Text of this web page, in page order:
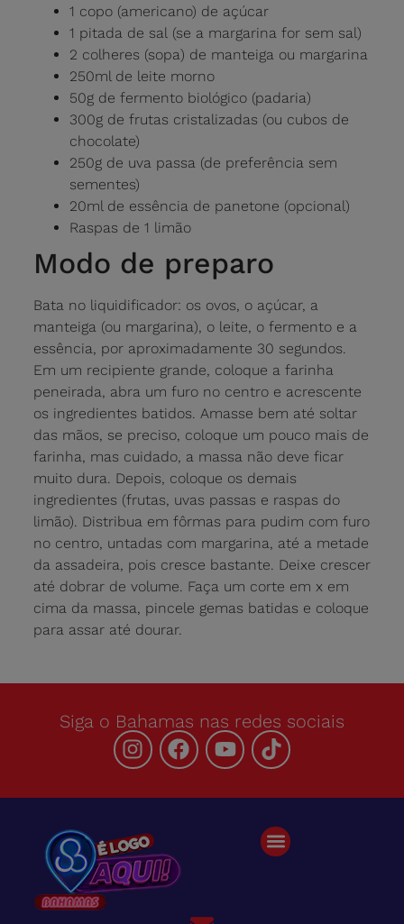
1 copo (americano) de açúcar
1 pitada de sal (se a margarina for sem sal)
2 colheres (sopa) de manteiga ou margarina
250ml de leite morno
50g de fermento biológico (padaria)
300g de frutas cristalizadas (ou cubos de
chocolate)
250g de uva passa (de preferência sem
sementes)
20ml de essência de panetone (opcional)
Raspas de 1 limão
Modo de preparo
Bata no liquidificador: os ovos, o açúcar, a
manteiga (ou margarina), o leite, o fermento e a
essência, por aproximadamente 30 segundos.
Em um recipiente grande, coloque a farinha
peneirada, abra um furo no centro e acrescente
os ingredientes batidos. Amasse bem até soltar
das mãos, se preciso, coloque um pouco mais de
farinha, mas cuidado, a massa não deve ficar
muito dura. Depois, coloque os demais
ingredientes (frutas, uvas passas e raspas do
limão). Distribua em fôrmas para pudim com furo
no centro, untadas com margarina, até a metade
da assadeira, pois cresce bastante. Deixe crescer
até dobrar de volume. Faça um corte em x em
cima da massa, pincele gemas batidas e coloque
para assar até dourar.
Siga o Bahamas nas redes sociais